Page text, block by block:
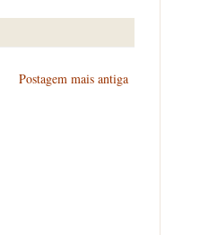
Postagem mais antiga